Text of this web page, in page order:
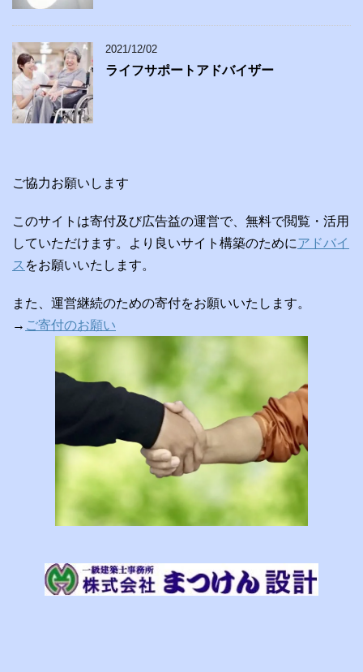
2021/12/02
ライフサポートアドバイザー
ご協力お願いします
このサイトは寄付及び広告益の運営で、無料で閲覧・活用
していただけます。より良いサイト構築のためにアドバイ
ス をお願いいたします。
また、運営継続のための寄付をお願いいたします。
→ ご寄付のお願い